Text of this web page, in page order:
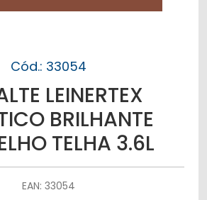
Cód.: 33054
LEINERTEX
BRILHANTE
TELHA 3.6L
EAN: 33054